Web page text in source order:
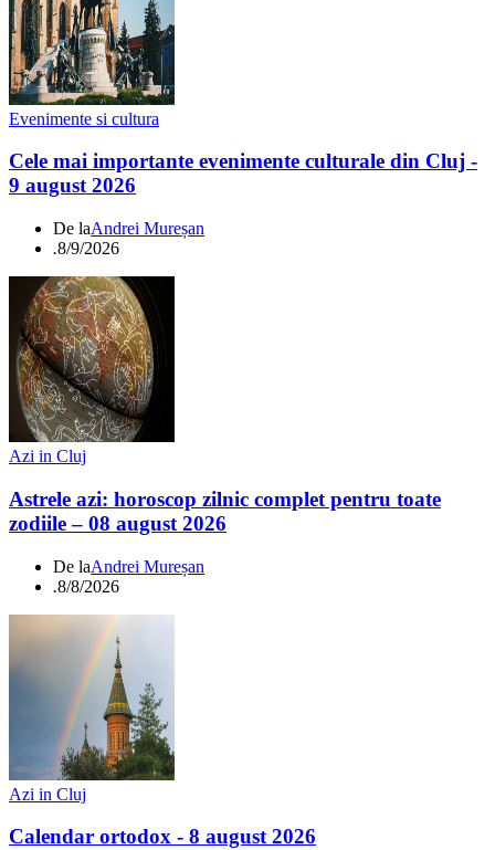
Evenimente si cultura
Cele mai importante evenimente culturale din Cluj -
9 august 2026
De laAndrei Mureșan
.8/9/2026
Azi in Cluj
Astrele azi: horoscop zilnic complet pentru toate
zodiile – 08 august 2026
De laAndrei Mureșan
.8/8/2026
Azi in Cluj
Calendar ortodox - 8 august 2026